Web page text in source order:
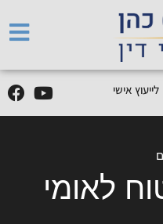
לייעוץ אישי
לאומי